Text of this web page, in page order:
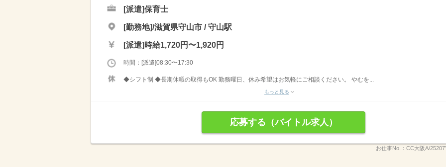
[派遣]保育士
[勤務地]/滋賀県守山市 / 守山駅
[派遣] 時給1,720円〜1,920円
時間：[派遣]08:30〜17:30
◆シフト制 ◆長期休暇の取得もOK 勤務曜日、休み希望はお気軽にご相談ください。 やむを...
もっと見る
応募する（バイトル求人）
お仕事No.： CC大阪A/